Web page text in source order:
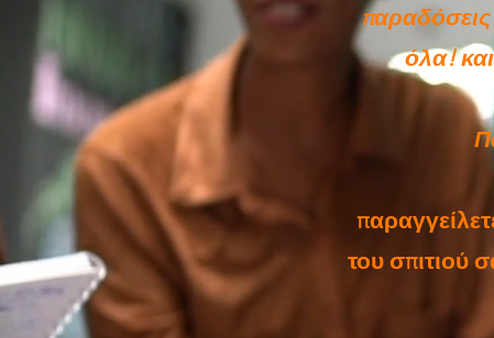
όλα!
του σπιτιού